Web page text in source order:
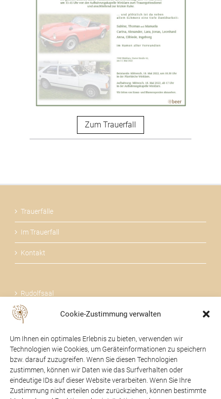
Cookie-Zustimmung verwalten
Um Ihnen ein optimales Erlebnis zu bieten, verwenden wir
Technologien wie Cookies, um Geräteinformationen zu speichern
bzw. darauf zuzugreifen. Wenn Sie diesen Technologien
zustimmen, können wir Daten wie das Surfverhalten oder
eindeutige IDs auf dieser Website verarbeiten. Wenn Sie Ihre
Zustimmung nicht erteilen oder zurückziehen, können bestimmte
Zum Trauerfall
Trauerfälle
Im Trauerfall
Kontakt
Rudolfsaal
Über uns
24 STUNDEN FÜR SIE DA